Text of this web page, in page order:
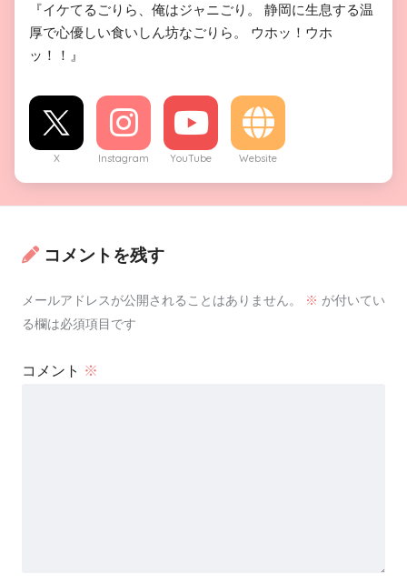
『イケてるごりら、俺はジャニごり。 静岡に生息する温
厚で心優しい食いしん坊なごりら。 ウホッ！ウホ
ッ！！』
X Instagram YouTube Website
コメントを残す
メールアドレスが公開されることはありません。 ※ が付いてい
る欄は必須項目です
コメント ※